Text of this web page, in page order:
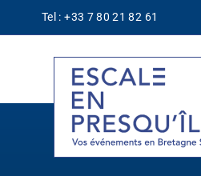
Passer
au
Tel : +33 7 80 21 82 61